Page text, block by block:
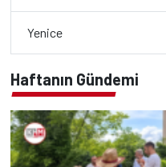
Yenice
Haftanın Gündemi